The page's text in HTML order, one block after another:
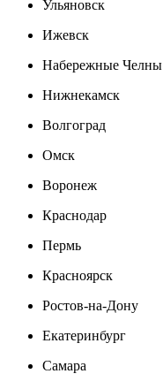
Ульяновск
Ижевск
Набережные Челны
Нижнекамск
Волгоград
Омск
Воронеж
Краснодар
Пермь
Красноярск
Ростов-на-Дону
Екатеринбург
Самара